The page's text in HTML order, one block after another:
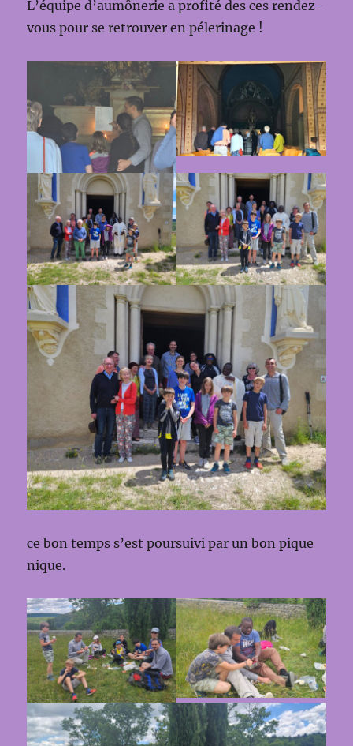
L’équipe d’aumônerie a profité des ces rendez-
vous pour se retrouver en pélerinage !
ce bon temps s’est poursuivi par un bon pique
nique.